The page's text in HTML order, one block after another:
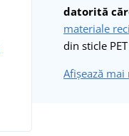
datorită
materiale
din sticle
Afișează